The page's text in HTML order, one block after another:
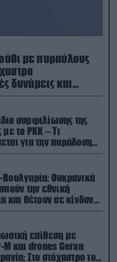
με πυραύλους
δυνάμεις και
συμφιλίωσης της
με το ΡΚΚ – Τι
για την παράδοση
Ουκρανικά
την εθνική
και θέτουν σε κίνδυνο
χωρών του ΝΑΤΟ
επίθεση με
και drones Geran
Στο στόχαστρο το